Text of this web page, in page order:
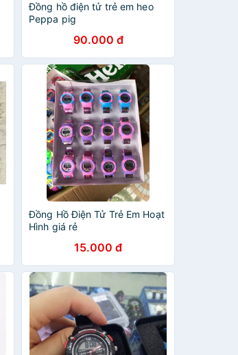
Đồng hồ điện tử trẻ em heo
Peppa pig
90.000 đ
Đồng Hồ Điện Tử Trẻ Em Hoạt
Hình giá rẻ
15.000 đ